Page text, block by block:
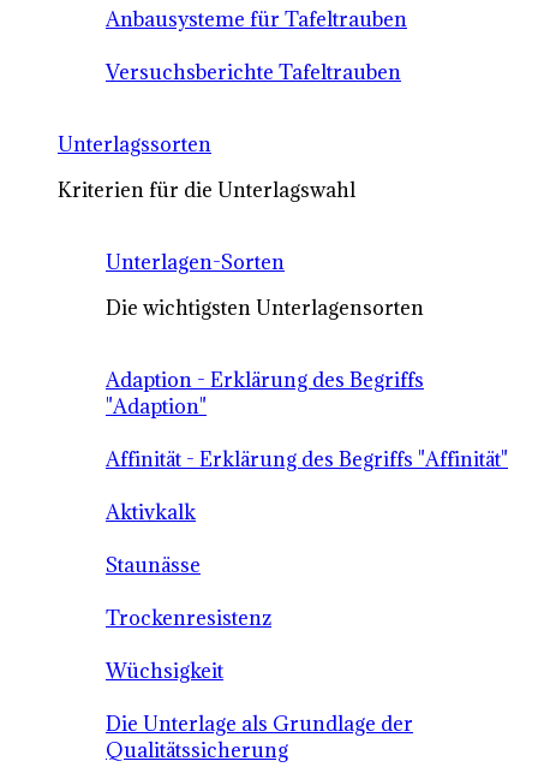
Anbausysteme für Tafeltrauben
Versuchsberichte Tafeltrauben
Unterlagssorten
Kriterien für die Unterlagswahl
Unterlagen-Sorten
Die wichtigsten Unterlagensorten
Adaption - Erklärung des Begriffs
"Adaption"
Affinität - Erklärung des Begriffs "Affinität"
Aktivkalk
Staunässe
Trockenresistenz
Wüchsigkeit
Die Unterlage als Grundlage der
Qualitätssicherung